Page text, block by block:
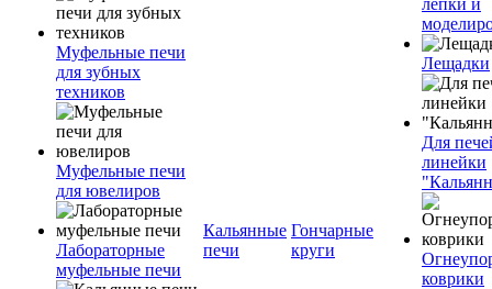
Муфельные печи
для зубных
техников
Муфельные печи
для ювелиров
Лабораторные
муфельные печи
Кальянные
печи
Гончарные
круги
лепки и
Лещадки
Для
линейки
коврики